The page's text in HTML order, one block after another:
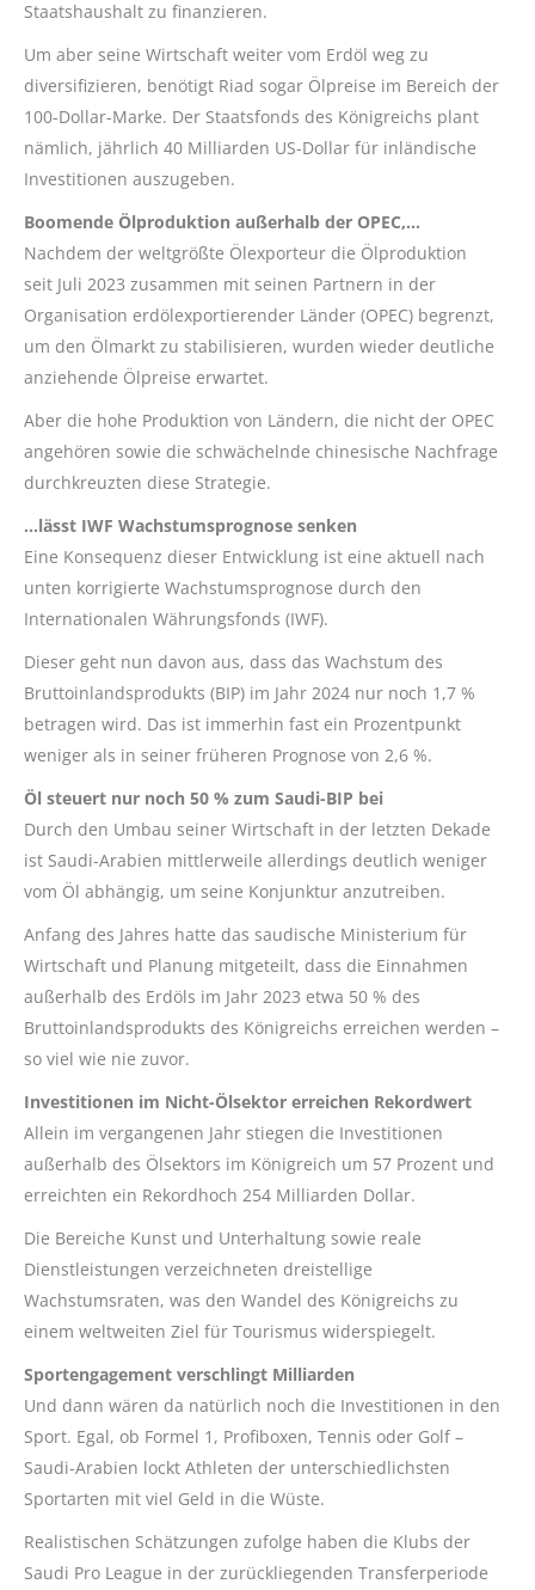
Staatshaushalt zu finanzieren.
Um aber seine Wirtschaft weiter vom Erdöl weg zu
diversifizieren, benötigt Riad sogar Ölpreise im Bereich der
100-Dollar-Marke. Der Staatsfonds des Königreichs plant
nämlich, jährlich 40 Milliarden US-Dollar für inländische
Investitionen auszugeben.
Boomende Ölproduktion außerhalb der OPEC,…
Nachdem der weltgrößte Ölexporteur die Ölproduktion
seit Juli 2023 zusammen mit seinen Partnern in der
Organisation erdölexportierender Länder (OPEC) begrenzt,
um den Ölmarkt zu stabilisieren, wurden wieder deutliche
anziehende Ölpreise erwartet.
Aber die hohe Produktion von Ländern, die nicht der OPEC
angehören sowie die schwächelnde chinesische Nachfrage
durchkreuzten diese Strategie.
…lässt IWF Wachstumsprognose senken
Eine Konsequenz dieser Entwicklung ist eine aktuell nach
unten korrigierte Wachstumsprognose durch den
Internationalen Währungsfonds (IWF).
Dieser geht nun davon aus, dass das Wachstum des
Bruttoinlandsprodukts (BIP) im Jahr 2024 nur noch 1,7 %
betragen wird. Das ist immerhin fast ein Prozentpunkt
weniger als in seiner früheren Prognose von 2,6 %.
Öl steuert nur noch 50 % zum Saudi-BIP bei
Durch den Umbau seiner Wirtschaft in der letzten Dekade
ist Saudi-Arabien mittlerweile allerdings deutlich weniger
vom Öl abhängig, um seine Konjunktur anzutreiben.
Anfang des Jahres hatte das saudische Ministerium für
Wirtschaft und Planung mitgeteilt, dass die Einnahmen
außerhalb des Erdöls im Jahr 2023 etwa 50 % des
Bruttoinlandsprodukts des Königreichs erreichen werden –
so viel wie nie zuvor.
Investitionen im Nicht-Ölsektor erreichen Rekordwert
Allein im vergangenen Jahr stiegen die Investitionen
außerhalb des Ölsektors im Königreich um 57 Prozent und
erreichten ein Rekordhoch 254 Milliarden Dollar.
Die Bereiche Kunst und Unterhaltung sowie reale
Dienstleistungen verzeichneten dreistellige
Wachstumsraten, was den Wandel des Königreichs zu
einem weltweiten Ziel für Tourismus widerspiegelt.
Sportengagement verschlingt Milliarden
Und dann wären da natürlich noch die Investitionen in den
Sport. Egal, ob Formel 1, Profiboxen, Tennis oder Golf –
Saudi-Arabien lockt Athleten der unterschiedlichsten
Sportarten mit viel Geld in die Wüste.
Realistischen Schätzungen zufolge haben die Klubs der
Saudi Pro League in der zurückliegenden Transferperiode